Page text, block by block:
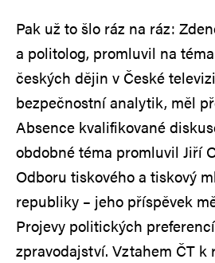
Pak už to šlo ráz na ráz:
a politolog, promluvil na
českých dějin v České
bezpečnostní analytik, měl
Absence kvalifikované
obdobné téma promluvil Jiří
Odboru tiskového a tiskový
republiky – jeho příspěvek
Projevy politických
zpravodajství. Vztahem ČT k